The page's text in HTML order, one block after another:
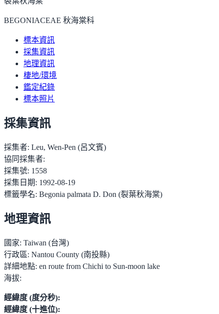
BEGONIACEAE 秋海棠科
標本資訊
採集資訊
地理資訊
棲地/環境
鑑定紀錄
標本照片
採集資訊
採集者: Leu, Wen-Pen (呂文賓)
協同採集者:
採集號: 1558
採集日期: 1992-08-19
標籤學名: Begonia palmata D. Don (裂葉秋海棠)
地理資訊
國家: Taiwan (台灣)
行政區: Nantou County (南投縣)
詳細地點: en route from Chichi to Sun-moon lake
海拔:
經緯度 (度分秒):
經緯度 (十進位):